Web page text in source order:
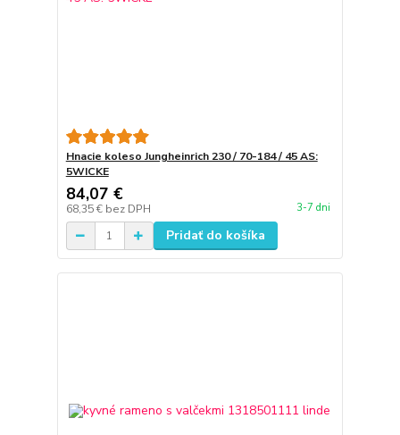
Hnacie koleso Jungheinrich 230 / 70-184 / 45 AS:
5WICKE
84,07 €
68,35 € bez DPH 3-7 dni
Pridať do košíka